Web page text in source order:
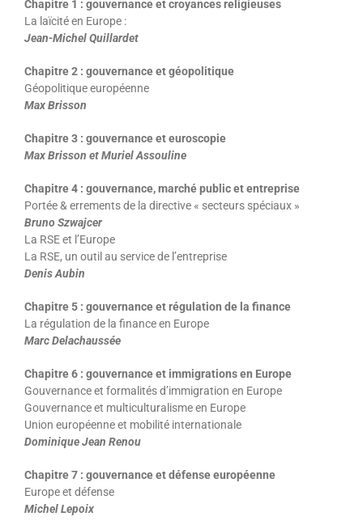
Chapitre 1 : gouvernance et croyances religieuses
La laïcité en Europe :
Jean-Michel Quillardet
Chapitre 2 : gouvernance et géopolitique
Géopolitique européenne
Max Brisson
Chapitre 3 : gouvernance et euroscopie
Max Brisson et Muriel Assouline
Chapitre 4 : gouvernance, marché public et entreprise
Portée & errements de la directive « secteurs spéciaux »
Bruno Szwajcer
La RSE et l’Europe
La RSE, un outil au service de l’entreprise
Denis Aubin
Chapitre 5 : gouvernance et régulation de la finance
La régulation de la finance en Europe
Marc Delachaussée
Chapitre 6 : gouvernance et immigrations en Europe
Gouvernance et formalités d’immigration en Europe
Gouvernance et multiculturalisme en Europe
Union européenne et mobilité internationale
Dominique Jean Renou
Chapitre 7 : gouvernance et défenseeuropéenne
Europe et défense
Michel Lepoix